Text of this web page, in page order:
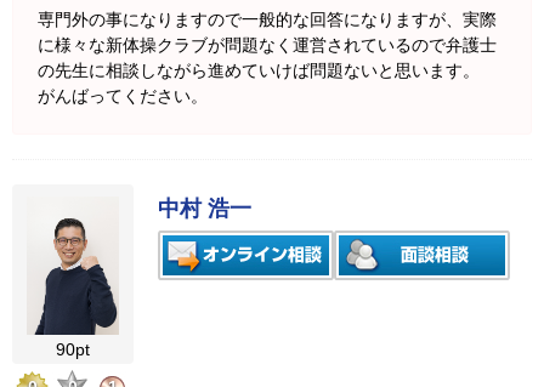
専門外の事になりますので一般的な回答になりますが、実際
に様々な新体操クラブが問題なく運営されているので弁護士
の先生に相談しながら進めていけば問題ないと思います。
がんばってください。
90pt
中村 浩一